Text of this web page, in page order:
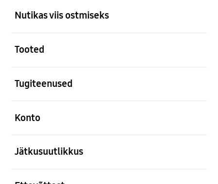
Nutikas viis ostmiseks
Tooted
Tugiteenused
Konto
Jätkusuutlikkus